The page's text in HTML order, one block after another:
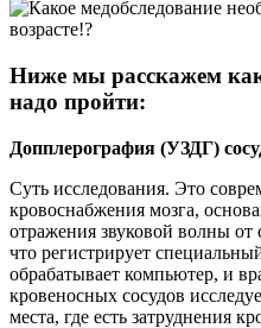
Ниже мы расскажем
надо пройти:
Допплерография (УЗДГ)
Суть исследования. Это
кровоснабжения мозга,
отражения звуковой волны от
что регистрирует
обрабатывает компьютер, и
кровеносных сосудов
места, где есть затруднения